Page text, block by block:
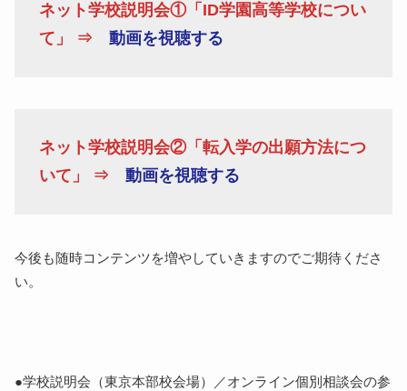
ネット学校説明会①「ID学園高等学校につい
て」 ⇒ 動画を視聴する
ネット学校説明会②「転入学の出願方法につ
いて」 ⇒ 動画を視聴する
今後も随時コンテンツを増やしていきますのでご期待くださ
い。
●学校説明会（東京本部校会場）／オンライン個別相談会の参